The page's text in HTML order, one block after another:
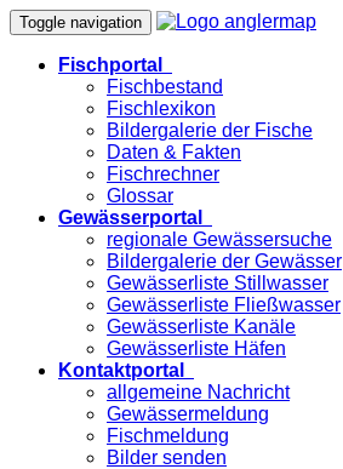
Toggle navigation
Fischportal
Fischbestand
Fischlexikon
Bildergalerie der Fische
Daten & Fakten
Fischrechner
Glossar
Gewässerportal
regionale Gewässersuche
Bildergalerie der Gewässer
Gewässerliste Stillwasser
Gewässerliste Fließwasser
Gewässerliste Kanäle
Gewässerliste Häfen
Kontaktportal
allgemeine Nachricht
Gewässermeldung
Fischmeldung
Bilder senden